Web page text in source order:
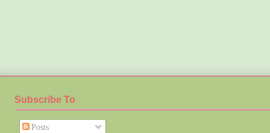
Subscribe To
Posts